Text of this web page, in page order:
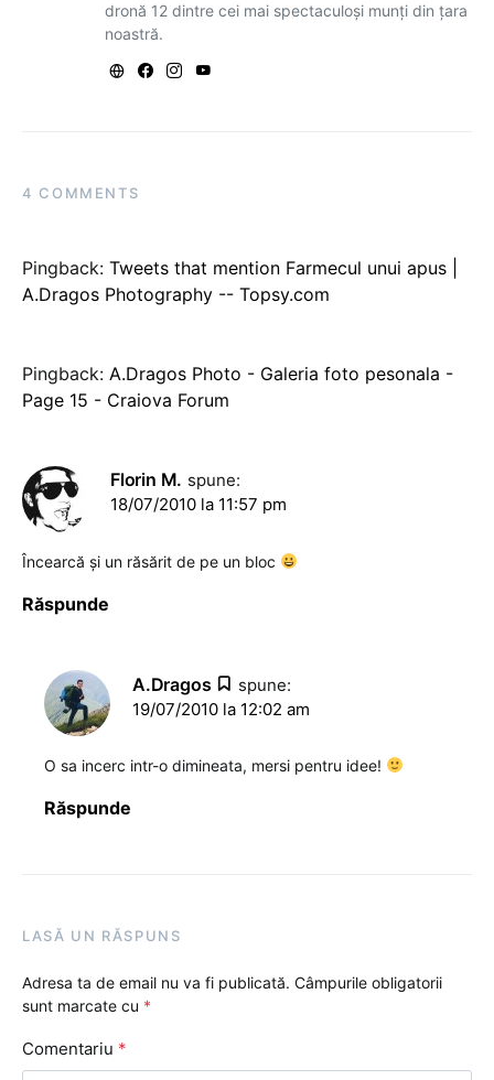
dronă 12 dintre cei mai spectaculoși munți din țara
noastră.
4 COMMENTS
Pingback: Tweets that mention Farmecul unui apus |
A.Dragos Photography -- Topsy.com
Pingback: A.Dragos Photo - Galeria foto pesonala -
Page 15 - Craiova Forum
Florin M. spune:
18/07/2010 la 11:57 pm
Încearcă şi un răsărit de pe un bloc
Răspunde
A.Dragos
spune:
19/07/2010 la 12:02 am
O sa incerc intr-o dimineata, mersi pentru idee!
Răspunde
LASĂ UN RĂSPUNS
Adresa ta de email nu va fi publicată. Câmpurile obligatorii
sunt marcate cu *
Comentariu *